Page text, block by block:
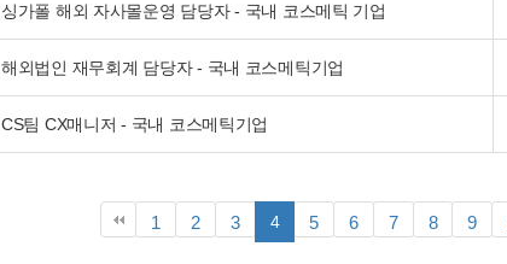
싱가폴 해외 자사몰운영 담당자 - 국내 코스메틱 기업
해외법인 재무회계 담당자 - 국내 코스메틱기업
CS팀 CX매니저 - 국내 코스메틱기업
1 2페
3페
이
4 5페
6페
7페
8페
9페